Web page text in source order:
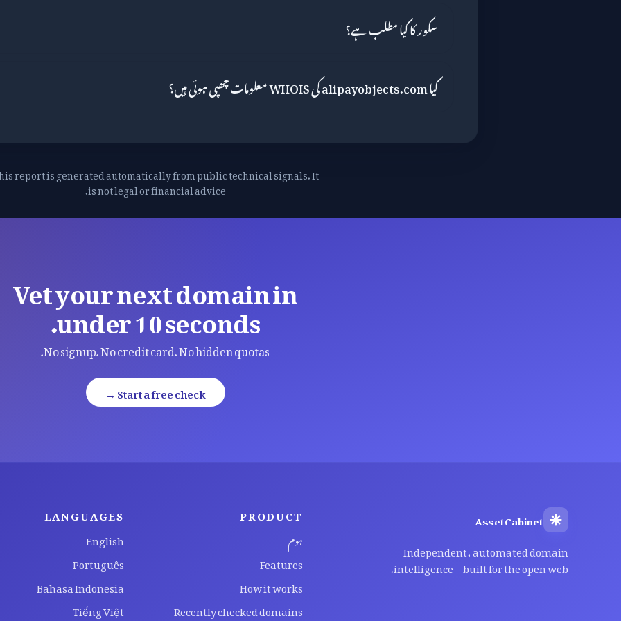
سکور کا کیا مطلب ہے؟
کیا alipayobjects.com کی WHOIS معلومات چھپی ہوئی ہیں؟
report is generated automatically from public technical signals. It
is not legal or financial advice.
Vet your next domain in
under 10 seconds.
No signup. No credit card. No hidden quotas.
Start a free check →
AssetCabinet
Independent, automated domain
intelligence — built for the open web.
PRODUCT
ہوم
Features
How it works
Recently checked domains
LANGUAGES
English
Português
Bahasa Indonesia
Tiếng Việt